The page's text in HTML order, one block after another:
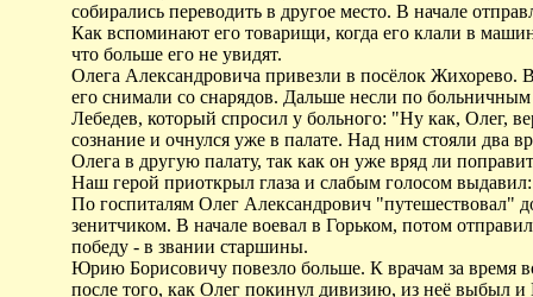
собирались переводить в другое место. В начале
Как вспоминают его товарищи, когда его клали в
что больше его не увидят.
Олега Александровича привезли в посёлок Жихорево.
его снимали со снарядов. Дальше несли по
Лебедев, который спросил у больного: "Ну как, Олег,
сознание и очнулся уже в палате. Над ним стояли два
Олега в другую палату, так как он уже вряд ли
Наш герой приоткрыл глаза и слабым голосом
По госпиталям Олег Александрович "путешествовал"
зенитчиком. В начале воевал в Горьком, потом
победу - в звании старшины.
Юрию Борисовичу повезло больше. К врачам за время
после того, как Олег покинул дивизию, из неё выбыл